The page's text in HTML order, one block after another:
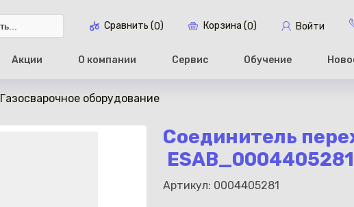
Сравнить (0) Корзина (0) Войти
Акции О компании Сервис Обучение
Газосварочное оборудование
Соединитель
ESAB_0004405281
Артикул: 0004405281